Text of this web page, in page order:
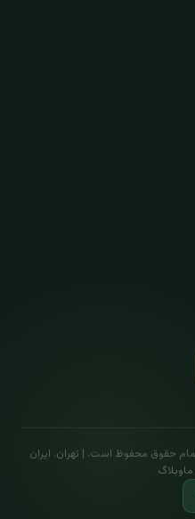
حقوق محفوظ است. | تهران، ایران
وبلاگ